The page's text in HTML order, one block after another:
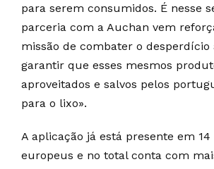
para serem consumidos. É nesse
parceria com a Auchan vem
missão de combater o desperdício
garantir que esses mesmos
aproveitados e salvos pelos
para o lixo».
A aplicação já está presente em 14
europeus e no total conta com